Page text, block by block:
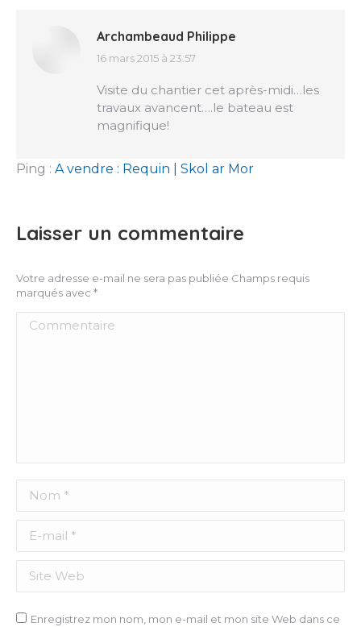
Archambeaud Philippe
dit
16 mars 2015 à 23:57
Visite du chantier cet après-midi…les
travaux avancent….le bateau est
magnifique!
Ping : A vendre : Requin | Skol ar Mor
Laisser un commentaire
Votre adresse e-mail ne sera pas publiée Champs requis
marqués avec *
Commentaire
Nom *
E-mail *
Site Web
Enregistrez mon nom, mon e-mail et mon site Web dans ce